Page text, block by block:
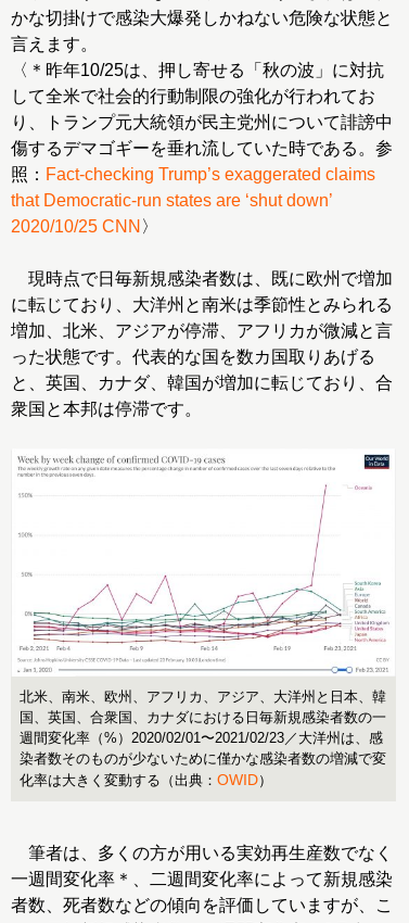
かな切掛けで感染大爆発しかねない危険な状態と
言えます。
〈＊昨年10/25は、押し寄せる「秋の波」に対抗
して全米で社会的行動制限の強化が行われてお
り、トランプ元大統領が民主党州について誹謗中
傷するデマゴギーを垂れ流していた時である。参
照： Fact-checking Trump’s exaggerated claims
that Democratic-run states are ‘shut down’
2020/10/25 CNN 〉
現時点で日毎新規感染者数は、既に欧州で増加
に転じており、大洋州と南米は季節性とみられる
増加、北米、アジアが停滞、アフリカが微減と言
った状態です。代表的な国を数カ国取りあげる
と、英国、カナダ、韓国が増加に転じており、合
衆国と本邦は停滞です。
北米、南米、欧州、アフリカ、アジア、大洋州と日本、韓
国、英国、合衆国、カナダにおける日毎新規感染者数の一
週間変化率（%）2020/02/01〜2021/02/23／大洋州は、感
染者数そのものが少ないために僅かな感染者数の増減で変
化率は大きく変動する（出典： OWID）
筆者は、多くの方が用いる実効再生産数でなく
一週間変化率＊、二週間変化率によって新規感染
者数、死者数などの傾向を評価していますが、こ